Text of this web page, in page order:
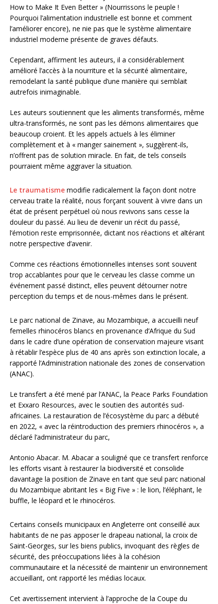
How to Make It Even Better » (Nourrissons le peuple !
Pourquoi l’alimentation industrielle est bonne et comment
l’améliorer encore), ne nie pas que le système alimentaire
industriel moderne présente de graves défauts.
Cependant, affirment les auteurs, il a considérablement
amélioré l’accès à la nourriture et la sécurité alimentaire,
remodelant la santé publique d’une manière qui semblait
autrefois inimaginable.
Les auteurs soutiennent que les aliments transformés, même
ultra-transformés, ne sont pas les démons alimentaires que
beaucoup croient. Et les appels actuels à les éliminer
complètement et à « manger sainement », suggèrent-ils,
n’offrent pas de solution miracle. En fait, de tels conseils
pourraient même aggraver la situation.
Le traumatisme modifie radicalement la façon dont notre
cerveau traite la réalité, nous forçant souvent à vivre dans un
état de présent perpétuel où nous revivons sans cesse la
douleur du passé. Au lieu de devenir un récit du passé,
l’émotion reste emprisonnée, dictant nos réactions et altérant
notre perspective d’avenir.
Comme ces réactions émotionnelles intenses sont souvent
trop accablantes pour que le cerveau les classe comme un
événement passé distinct, elles peuvent détourner notre
perception du temps et de nous-mêmes dans le présent.
Le parc national de Zinave, au Mozambique, a accueilli neuf
femelles rhinocéros blancs en provenance d’Afrique du Sud
dans le cadre d’une opération de conservation majeure visant
à rétablir l’espèce plus de 40 ans après son extinction locale, a
rapporté l’Administration nationale des zones de conservation
(ANAC).
Le transfert a été mené par l’ANAC, la Peace Parks Foundation
et Exxaro Resources, avec le soutien des autorités sud-
africaines. La restauration de l’écosystème du parc a débuté
en 2022, « avec la réintroduction des premiers rhinocéros », a
déclaré l’administrateur du parc,
Antonio Abacar. M. Abacar a souligné que ce transfert renforce
les efforts visant à restaurer la biodiversité et consolide
davantage la position de Zinave en tant que seul parc national
du Mozambique abritant les « Big Five » : le lion, l’éléphant, le
buffle, le léopard et le rhinocéros.
Certains conseils municipaux en Angleterre ont conseillé aux
habitants de ne pas apposer le drapeau national, la croix de
Saint-Georges, sur les biens publics, invoquant des règles de
sécurité, des préoccupations liées à la cohésion
communautaire et la nécessité de maintenir un environnement
accueillant, ont rapporté les médias locaux.
Cet avertissement intervient à l’approche de la Coupe du